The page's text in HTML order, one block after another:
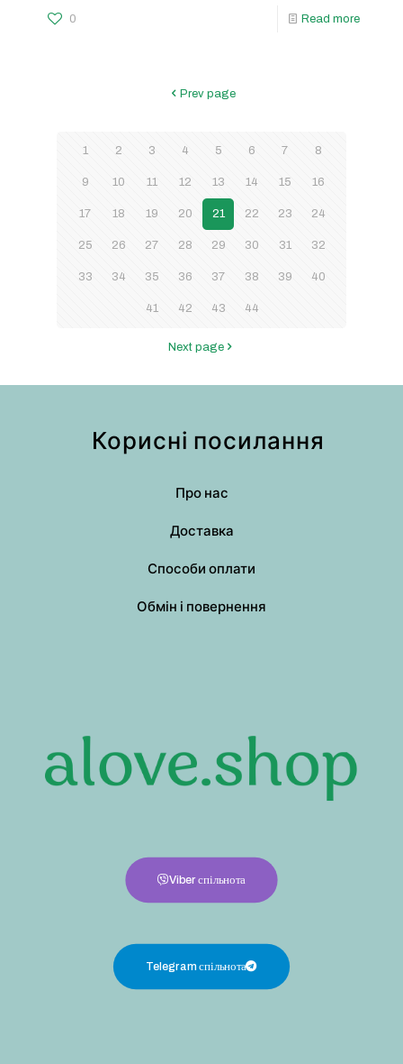
0 Read more
Prev page
1 2 3 4 5 6 7 8
9 10 11 12 13 14 15 16
17 18 19 20 21 22 23 24
25 26 27 28 29 30 31 32
33 34 35 36 37 38 39 40
41 42 43 44
Next page
Корисні посилання
Про нас
Доставка
Способи оплати
Обмін і повернення
Viber спільнота
Telegram спільнота